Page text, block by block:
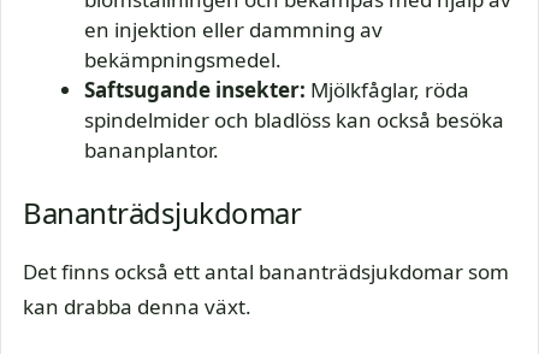
en injektion eller dammning av
bekämpningsmedel.
Saftsugande insekter: Mjölkfåglar, röda
spindelmider och bladlöss kan också besöka
bananplantor.
Bananträdsjukdomar
Det finns också ett antal bananträdsjukdomar som
kan drabba denna växt.